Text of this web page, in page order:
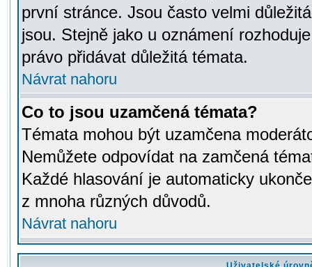
první stránce. Jsou často velmi
jsou. Stejně jako u oznámení
právo přidávat důležitá témata.
Návrat nahoru
Co to jsou uzamčená témata?
Témata mohou být uzamčena
Nemůžete odpovídat na zamčená
Každé hlasování je automaticky
z mnoha různých důvodů.
Návrat nahoru